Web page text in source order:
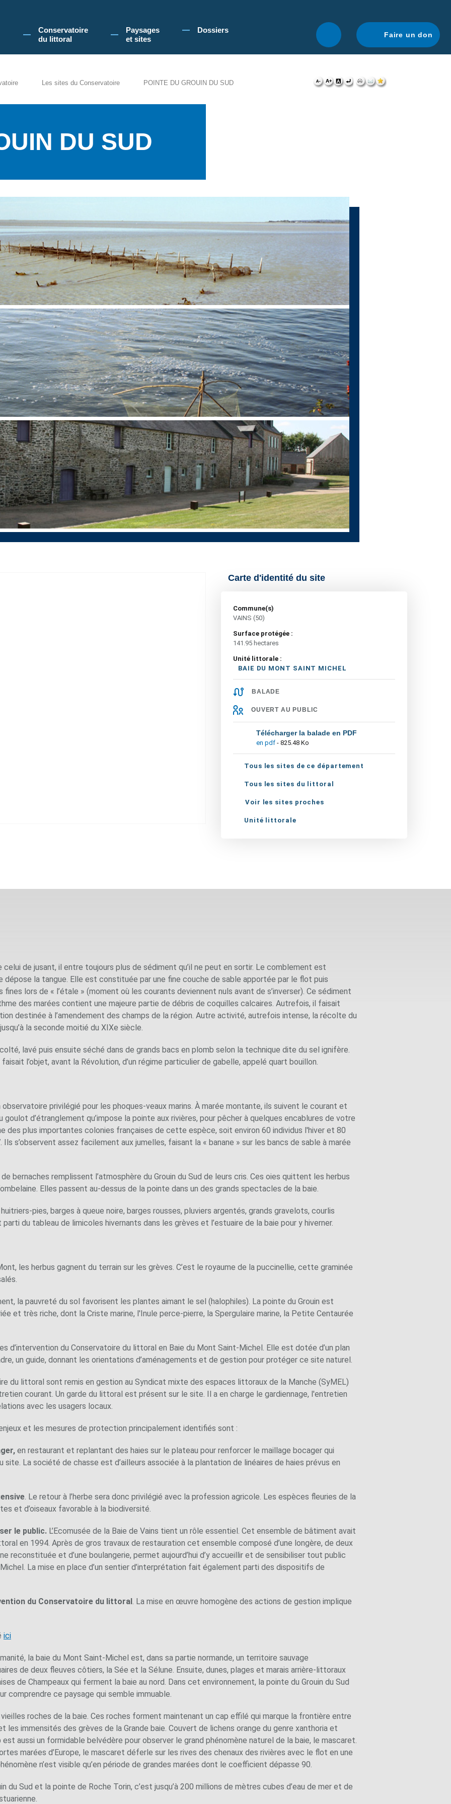
du littoral, vous acceptez l'utilisation de cookies pour vous proposer une navigation optimale.
Conservatoire
du littoral
Paysages
et sites
Dossiers
Faire un don
Les sites du Conservatoire POINTE DU GROUIN DU SUD
DU SUD
Carte d'identité du site
Commune(s)
VAINS (50)
Surface protégée :
141.95 hectares
Unité littorale :
BAIE DU MONT SAINT MICHEL
BALADE
OUVERT AU PUBLIC
Télécharger la balade en PDF
en pdf - 825.48 Ko
Tous les sites de ce département
Tous les sites du littoral
Voir les sites proches
Unité littorale
de jusant, il entre toujours plus de sédiment qu’il ne peut en sortir. Le comblement est
dépose la tangue. Elle est constituée par une fine couche de sable apportée par le flot puis
lors de « l’étale » (moment où les courants deviennent nuls avant de s’inverser). Ce sédiment
des marées contient une majeure partie de débris de coquilles calcaires. Autrefois, il faisait
destinée à l’amendement des champs de la région. Autre activité, autrefois intense, la récolte du
la seconde moitié du XIXe siècle.
lavé puis ensuite séché dans de grands bacs en plomb selon la technique dite du sel ignifère.
l’objet, avant la Révolution, d’un régime particulier de gabelle, appelé quart bouillon.
privilégié pour les phoques-veaux marins. À marée montante, ils suivent le courant et
d’étranglement qu’impose la pointe aux rivières, pour pêcher à quelques encablures de votre
des plus importantes colonies françaises de cette espèce, soit environ 60 individus l'hiver et 80
s’observent assez facilement aux jumelles, faisant la « banane » sur les bancs de sable à marée
bernaches remplissent l’atmosphère du Grouin du Sud de leurs cris. Ces oies quittent les herbus
Elles passent au-dessus de la pointe dans un des grands spectacles de la baie.
pies, barges à queue noire, barges rousses, pluviers argentés, grands gravelots, courlis
du tableau de limicoles hivernants dans les grèves et l’estuaire de la baie pour y hiverner.
les herbus gagnent du terrain sur les grèves. C’est le royaume de la puccinellie, cette graminée
la pauvreté du sol favorisent les plantes aimant le sel (halophiles). La pointe du Grouin est
et très riche, dont la Criste marine, l'Inule perce-pierre, la Spergulaire marine, la Petite Centaurée
d’intervention du Conservatoire du littoral en Baie du Mont Saint-Michel. Elle est dotée d’un plan
un guide, donnant les orientations d’aménagements et de gestion pour protéger ce site naturel.
du littoral sont remis en gestion au Syndicat mixte des espaces littoraux de la Manche (SyMEL)
courant. Un garde du littoral est présent sur le site. Il a en charge le gardiennage, l'entretien
avec les usagers locaux.
et les mesures de protection principalement identifiés sont :
en restaurant et replantant des haies sur le plateau pour renforcer le maillage bocager qui
La société de chasse est d’ailleurs associée à la plantation de linéaires de haies prévus en
. Le retour à l’herbe sera donc privilégié avec la profession agricole. Les espèces fleuries de la
et d’oiseaux favorable à la biodiversité.
le public. L’Ecomusée de la Baie de Vains tient un rôle essentiel. Cet ensemble de bâtiment avait
en 1994. Après de gros travaux de restauration cet ensemble composé d’une longère, de deux
reconstituée et d’une boulangerie, permet aujourd’hui d’y accueillir et de sensibiliser tout public
La mise en place d’un sentier d’interprétation fait également parti des dispositifs de
du Conservatoire du littoral. La mise en œuvre homogène des actions de gestion implique
ici
la baie du Mont Saint-Michel est, dans sa partie normande, un territoire sauvage
de deux fleuves côtiers, la Sée et la Sélune. Ensuite, dunes, plages et marais arrière-littoraux
de Champeaux qui ferment la baie au nord. Dans cet environnement, la pointe du Grouin du Sud
comprendre ce paysage qui semble immuable.
roches de la baie. Ces roches forment maintenant un cap effilé qui marque la frontière entre
les immensités des grèves de la Grande baie. Couvert de lichens orange du genre xanthoria et
aussi un formidable belvédère pour observer le grand phénomène naturel de la baie, le mascaret.
marées d’Europe, le mascaret déferle sur les rives des chenaux des rivières avec le flot en une
n’est visible qu’en période de grandes marées dont le coefficient dépasse 90.
du Sud et la pointe de Roche Torin, c’est jusqu’à 200 millions de mètres cubes d’eau de mer et de